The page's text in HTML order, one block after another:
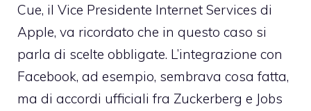
Cue, il Vice Presidente Internet Services di
Apple, va ricordato che in questo caso si
parla di scelte obbligate. L’integrazione con
Facebook, ad esempio, sembrava cosa fatta,
ma di accordi ufficiali fra Zuckerberg e Jobs